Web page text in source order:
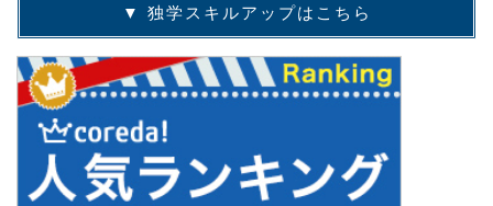
▼ 独学スキルアップはこちら